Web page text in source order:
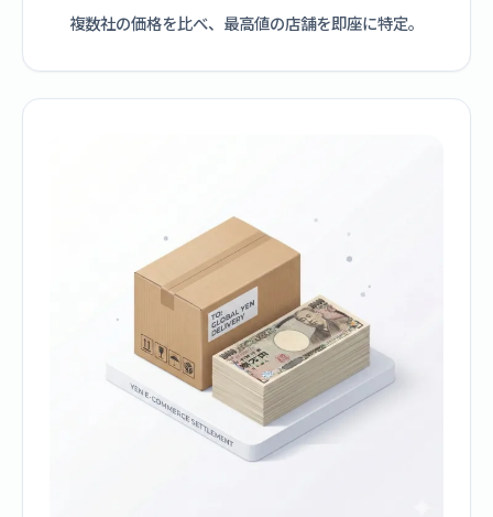
複数社の価格を比べ、最高値の店舗を即座に特定。